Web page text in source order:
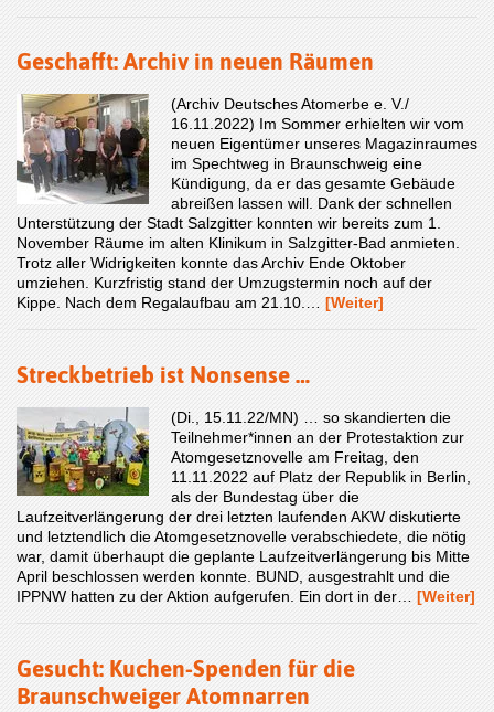
Geschafft: Archiv in neuen Räumen
(Archiv Deutsches Atomerbe e. V./
16.11.2022) Im Sommer erhielten wir vom
neuen Eigentümer unseres Magazinraumes
im Spechtweg in Braunschweig eine
Kündigung, da er das gesamte Gebäude
abreißen lassen will. Dank der schnellen
Unterstützung der Stadt Salzgitter konnten wir bereits zum 1.
November Räume im alten Klinikum in Salzgitter-Bad anmieten.
Trotz aller Widrigkeiten konnte das Archiv Ende Oktober
umziehen. Kurzfristig stand der Umzugstermin noch auf der
Kippe. Nach dem Regalaufbau am 21.10.… [Weiter]
Streckbetrieb ist Nonsense …
(Di., 15.11.22/MN) … so skandierten die
Teilnehmer*innen an der Protestaktion zur
Atomgesetznovelle am Freitag, den
11.11.2022 auf Platz der Republik in Berlin,
als der Bundestag über die
Laufzeitverlängerung der drei letzten laufenden AKW diskutierte
und letztendlich die Atomgesetznovelle verabschiedete, die nötig
war, damit überhaupt die geplante Laufzeitverlängerung bis Mitte
April beschlossen werden konnte. BUND, ausgestrahlt und die
IPPNW hatten zu der Aktion aufgerufen. Ein dort in der… [Weiter]
Gesucht: Kuchen-Spenden für die
Braunschweiger Atomnarren